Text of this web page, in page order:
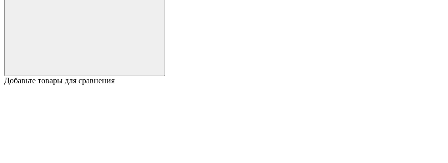
Добавьте товары для сравнения